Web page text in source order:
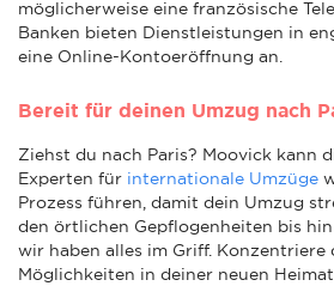
möglicherweise eine französische
Banken bieten Dienstleistungen in
eine Online-Kontoeröffnung an.
Bereit für deinen Umzug nach
Ziehst du nach Paris? Moovick kann
Experten für internationale Umzüge
Prozess führen, damit dein Umzug
den örtlichen Gepflogenheiten bis
wir haben alles im Griff. Konzentriere
Möglichkeiten in deiner neuen